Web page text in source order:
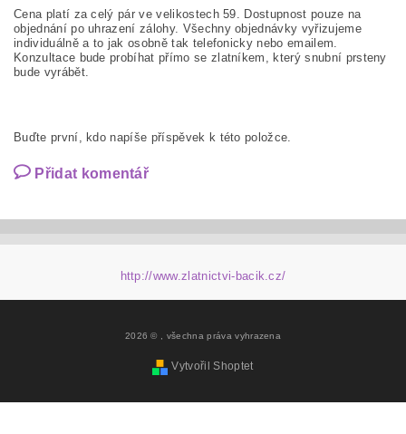
Cena platí za celý pár ve velikostech 59. Dostupnost pouze na
objednání po uhrazení zálohy. Všechny objednávky vyřizujeme
individuálně a to jak osobně tak telefonicky nebo emailem.
Konzultace bude probíhat přímo se zlatníkem, který snubní prsteny
bude vyrábět.
Buďte první, kdo napíše příspěvek k této položce.
Přidat komentář
http://www.zlatnictvi-bacik.cz/
2026 © , všechna práva vyhrazena
Vytvořil Shoptet